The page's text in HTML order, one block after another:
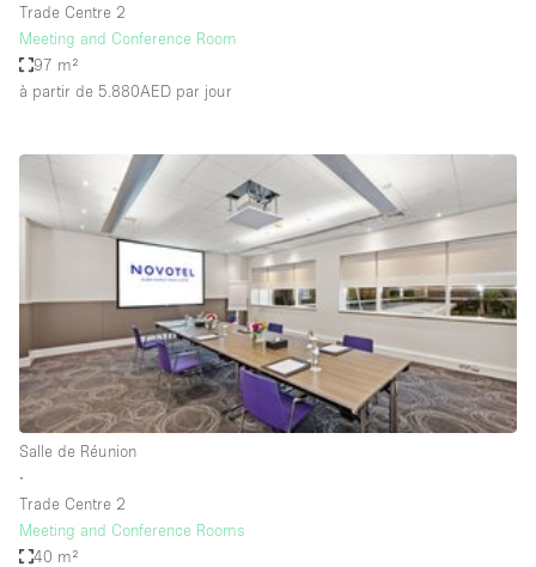
Espace Publicitaire
Espace Événementiel
Kiosque / Stand / Corner
Lobby / Accueil
Maison / Villa / Hôtel Particulier
Rooftop
Salle
Salle de Conférence
Salle de Réunion
Salon / Festival
Salon Beauté / Coiffure
Trade Centre 2
Meeting and Conference Room
97 m²
à partir de 5.880AED par jour
Salle de Réunion
∙
Trade Centre 2
Meeting and Conference Rooms
40 m²